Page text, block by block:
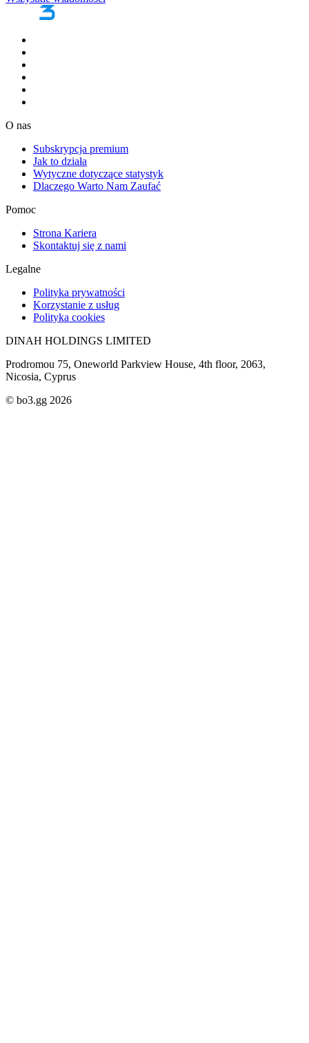
O nas
Subskrypcja premium
Jak to działa
Wytyczne dotyczące statystyk
Dlaczego Warto Nam Zaufać
Pomoc
Strona Kariera
Skontaktuj się z nami
Legalne
Polityka prywatności
Korzystanie z usług
Polityka cookies
DINAH HOLDINGS LIMITED
Prodromou 75, Oneworld Parkview House, 4th floor, 2063,
Nicosia, Cyprus
© bo3.gg 2026